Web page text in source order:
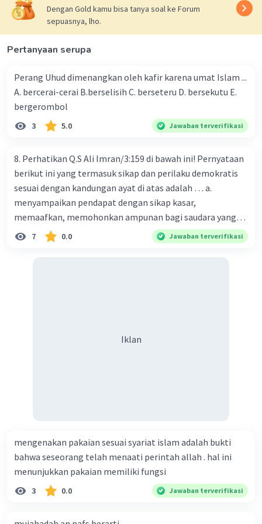
perbuatan orang tersebut.
Iklan
Dengan Gold kamu bisa tanya soal ke Forum
sepuasnya, lho.
Pertanyaan serupa
Perang Uhud dimenangkan oleh kafir karena umat Islam ...
A. bercerai-cerai B.berselisih C. berseteru D. bersekutu E.
bergerombol
3 5.0 Jawaban terverifikasi
8. Perhatikan Q.S Ali Imran/3:159 di bawah ini! Pernyataan
berikut ini yang termasuk sikap dan perilaku demokratis
sesuai dengan kandungan ayat di atas adalah … a.
menyampaikan pendapat dengan sikap kasar,
memaafkan, memohonkan ampunan bagi saudara yang
bersalah, senantiasa musyawarah, komitmen
melaksanakan keputusan musyawarah disertai tawakal. b.
bersalah, senantiasa musyawarah, komitmen
keputusan yang madarat buat ummat.
7 0.0 Jawaban terverifikasi
Iklan
mengenakan pakaian sesuai syariat islam adalah bukti
bahwa seseorang telah menaati perintah allah . hal ini
menunjukkan pakaian memiliki fungsi
3 0.0 Jawaban terverifikasi